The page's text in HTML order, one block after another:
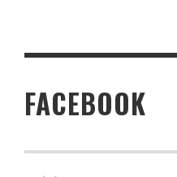
FACEBOOK